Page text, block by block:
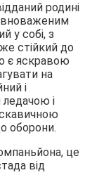
родині
у собі, з
стійкий до
є яскравою
на
і
і
оборони.
це
від